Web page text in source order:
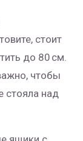
стоит
до 80 см.
чтобы
стояла над